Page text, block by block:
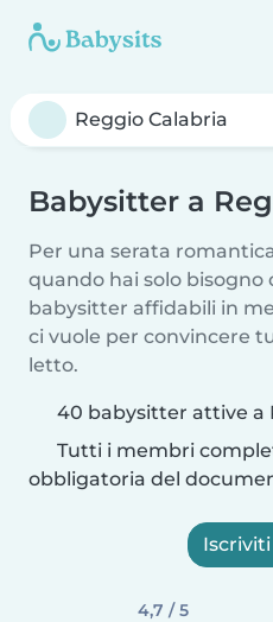
Babysitter a
Per una serata
quando hai solo bisogno
babysitter affidabili in
ci vuole per convincere
letto.
40 babysitter attive a
Tutti i membri
obbligatoria del
4,7 / 5